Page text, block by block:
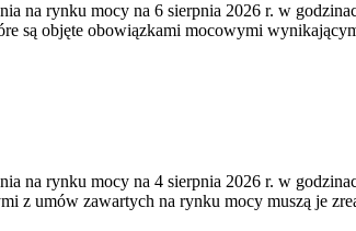
na rynku mocy na 6 sierpnia 2026 r. w
są objęte obowiązkami mocowymi
na rynku mocy na 4 sierpnia 2026 r. w
z umów zawartych na rynku mocy muszą je